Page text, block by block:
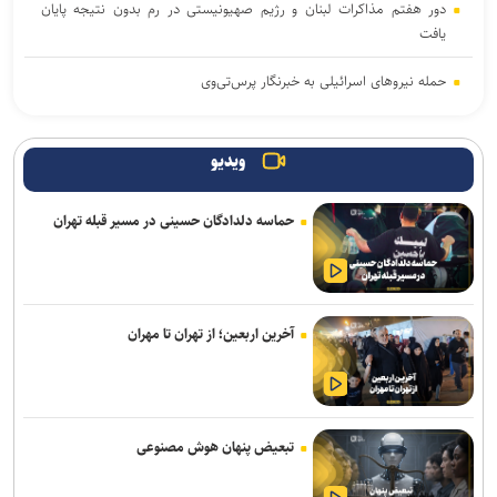
دور هفتم مذاکرات لبنان و رژیم صهیونیستی در رم بدون نتیجه پایان
یافت
حمله نیروهای اسرائیلی به خبرنگار پرس‌تی‌وی
پنتاگون با افشای کمبود تسلیحات نشست برگزار می‌کند
انفجار در حومه دمشق چند کشته و زخمی برجا گذاشت
برگزاری مجمع آژانس انرژی اتمی اوایل شهریور در آمریکا
یمن: نقشه عربستان برای حمله به صنعاء را در نطفه خفه کردیم
پیام هشدار مقاومت یمن به ریاض
قدردانی از حضور حماسی ملت مبعوث شده در راهپیمایی اربعین
ترامپ با تهدید افشاگران، بحران مهمات آمریکا را انکار کرد
ویدیو
حماسه دلدادگان حسینی در مسیر قبله تهران
آخرین اربعین؛ از تهران تا مهران
تبعیض پنهان هوش مصنوعی